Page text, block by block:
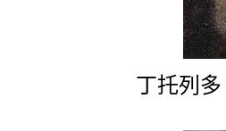
丁托列